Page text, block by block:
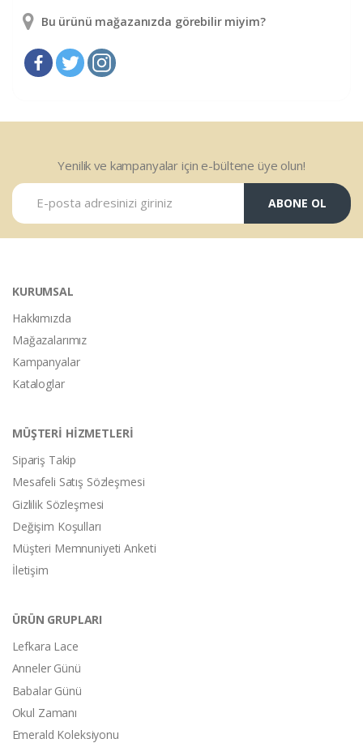
Bu ürünü mağazanızda görebilir miyim?
Yenilik ve kampanyalar için e-bültene üye olun!
ABONE OL
KURUMSAL
Hakkımızda
Mağazalarımız
Kampanyalar
Kataloglar
MÜŞTERİ HİZMETLERİ
Sipariş Takip
Mesafeli Satış Sözleşmesi
Gizlilik Sözleşmesi
Değişim Koşulları
Müşteri Memnuniyeti Anketi
İletişim
ÜRÜN GRUPLARI
Lefkara Lace
Anneler Günü
Babalar Günü
Okul Zamanı
Emerald Koleksiyonu